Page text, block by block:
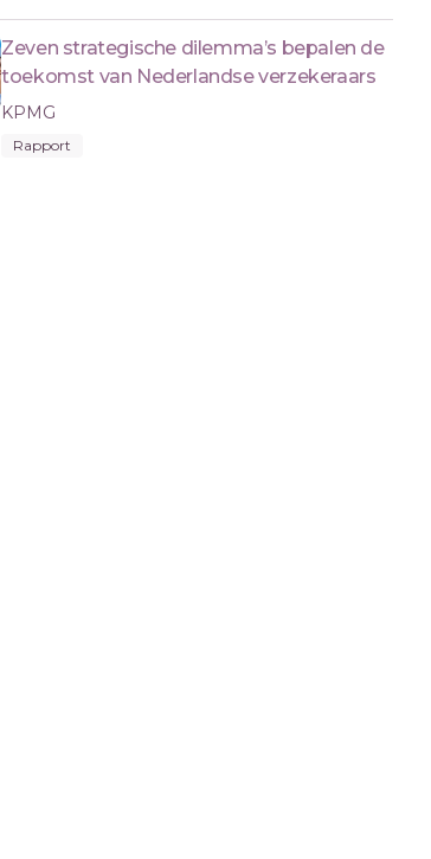
Zeven strategische dilemma’s bepalen de
toekomst van Nederlandse verzekeraars
KPMG
Rapport